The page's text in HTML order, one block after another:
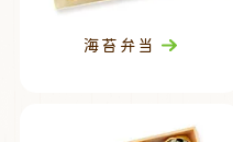
海苔弁当